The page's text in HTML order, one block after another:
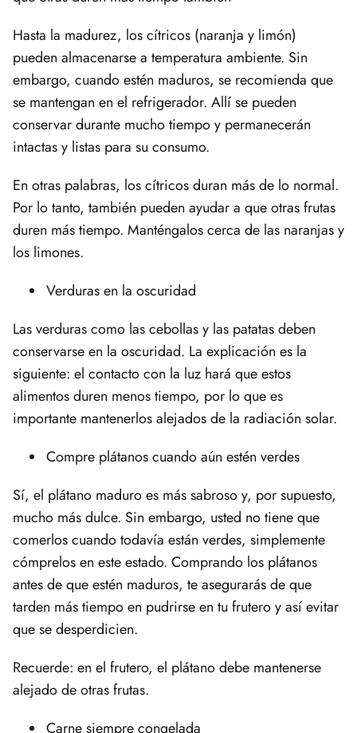
Hasta la madurez, los cítricos (naranja y limón)
pueden almacenarse a temperatura ambiente. Sin
embargo, cuando estén maduros, se recomienda que
se mantengan en el refrigerador. Allí se pueden
conservar durante mucho tiempo y permanecerán
intactas y listas para su consumo.
En otras palabras, los cítricos duran más de lo normal.
Por lo tanto, también pueden ayudar a que otras frutas
duren más tiempo. Manténgalos cerca de las naranjas y
los limones.
Verduras en la oscuridad
Las verduras como las cebollas y las patatas deben
conservarse en la oscuridad. La explicación es la
siguiente: el contacto con la luz hará que estos
alimentos duren menos tiempo, por lo que es
importante mantenerlos alejados de la radiación solar.
Compre plátanos cuando aún estén verdes
Sí, el plátano maduro es más sabroso y, por supuesto,
mucho más dulce. Sin embargo, usted no tiene que
comerlos cuando todavía están verdes, simplemente
cómprelos en este estado. Comprando los plátanos
antes de que estén maduros, te asegurarás de que
tarden más tiempo en pudrirse en tu frutero y así evitar
que se desperdicien.
Recuerde: en el frutero, el plátano debe mantenerse
alejado de otras frutas.
Carne siempre congelada